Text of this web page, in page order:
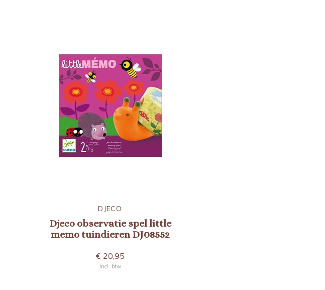
DJECO
Djeco observatie spel little
memo tuindieren DJ08552
€ 20,95
Incl. btw